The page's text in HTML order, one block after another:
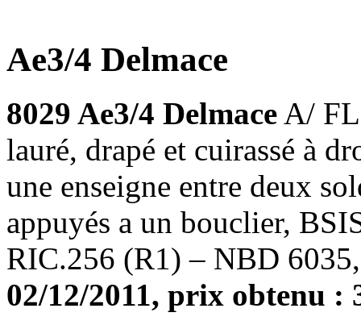
Ae3/4 Delmace
8029 Ae3/4 Delmace A/
lauré, drapé et cuirassé à
une enseigne entre deux
appuyés a un bouclier,
RIC.256 (R1) – NBD
02/12/2011, prix obtenu :